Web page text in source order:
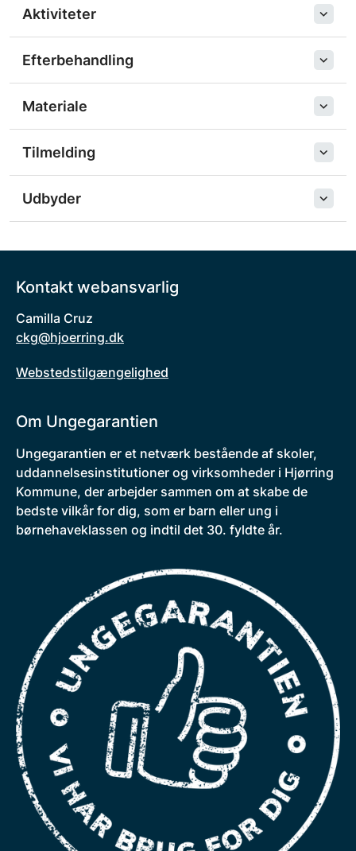
Aktiviteter
Efterbehandling
Materiale
Tilmelding
Udbyder
Kontakt webansvarlig
Camilla Cruz
ckg@hjoerring.dk
Webstedstilgængelighed
Om Ungegarantien
Ungegarantien er et netværk bestående af skoler,
uddannelsesinstitutioner og virksomheder i Hjørring
Kommune, der arbejder sammen om at skabe de
bedste vilkår for dig, som er barn eller ung i
børnehaveklassen og indtil det 30. fyldte år.